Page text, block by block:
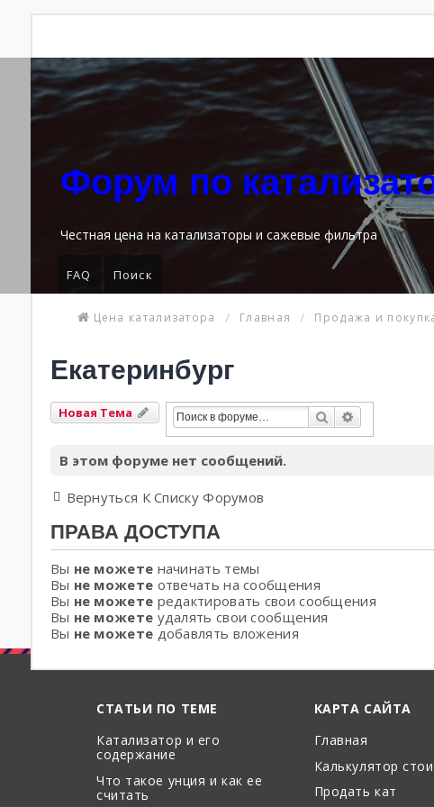
Форум по
Честная цена на катализаторы и сажевые фильтра
FAQ Поиск
Цена катализатора Главная Продажа и
Екатеринбург
Новая Тема Поиск
В этом форуме нет сообщений.
Вернуться К Списку Форумов
ПРАВА ДОСТУПА
Вы не можете начинать темы
Вы не можете отвечать на сообщения
Вы не можете редактировать свои сообщения
Вы не можете удалять свои сообщения
Вы не можете добавлять вложения
СТАТЬИ ПО ТЕМЕ
Катализатор и его
содержание
Что такое унция и как ее
считать
КАРТА САЙТА
Главная
Калькулятор
Продать кат